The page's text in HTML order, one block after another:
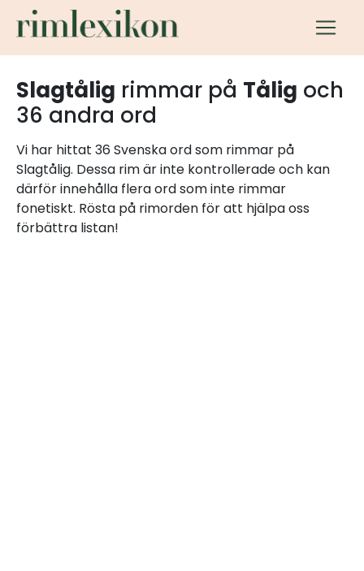
Slagtålig rimmar på Tålig och
36 andra ord
Vi har hittat 36 Svenska ord som rimmar på
Slagtålig. Dessa rim är inte kontrollerade och kan
därför innehålla flera ord som inte rimmar
fonetiskt. Rösta på rimorden för att hjälpa oss
förbättra listan!